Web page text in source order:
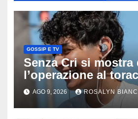
GOSSIP E TV
Senza Cri si mostra
l’operazione al
anni mi sentivo in
racconto sul
verso la serenità
AGO 9, 2026 ROSALYN